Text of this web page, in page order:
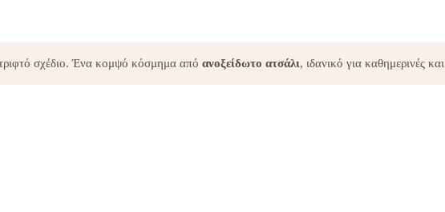
σχέδιο. Ένα κομψό κόσμημα από ανοξείδωτο ατσάλι, ιδανικό για καθημερινές